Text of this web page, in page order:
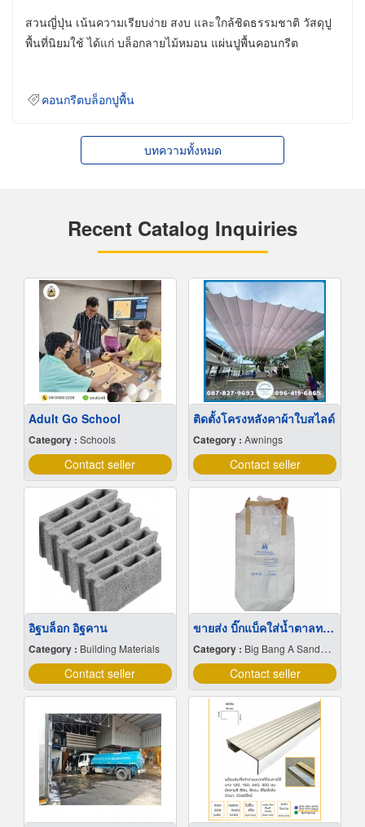
สวนญี่ปุ่น เน้นความเรียบง่าย สงบ และใกล้ชิดธรรมชาติ วัสดุปู
พื้นที่นิยมใช้ ได้แก่ บล็อกลายไม้หมอน แผ่นปูพื้นคอนกรีต
คอนกรีตบล็อกปูพื้น
บทความทั้งหมด
Recent Catalog Inquiries
Adult Go School
Category : Schools
Contact seller
ติดตั้งโครงหลังคาผ้าใบสไลด์
Category : Awnings
Contact seller
อิฐบล็อก อิฐคาน
Category : Building Materials
Contact seller
ขายส่ง บิ๊กแบ็คใส่น้ำตาลทราย สมุทรปราการ
Category : Big Bang A Sandbag.
Contact seller